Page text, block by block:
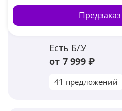
Предзаказ
Есть Б/У
от 7 999 ₽
41 предложений